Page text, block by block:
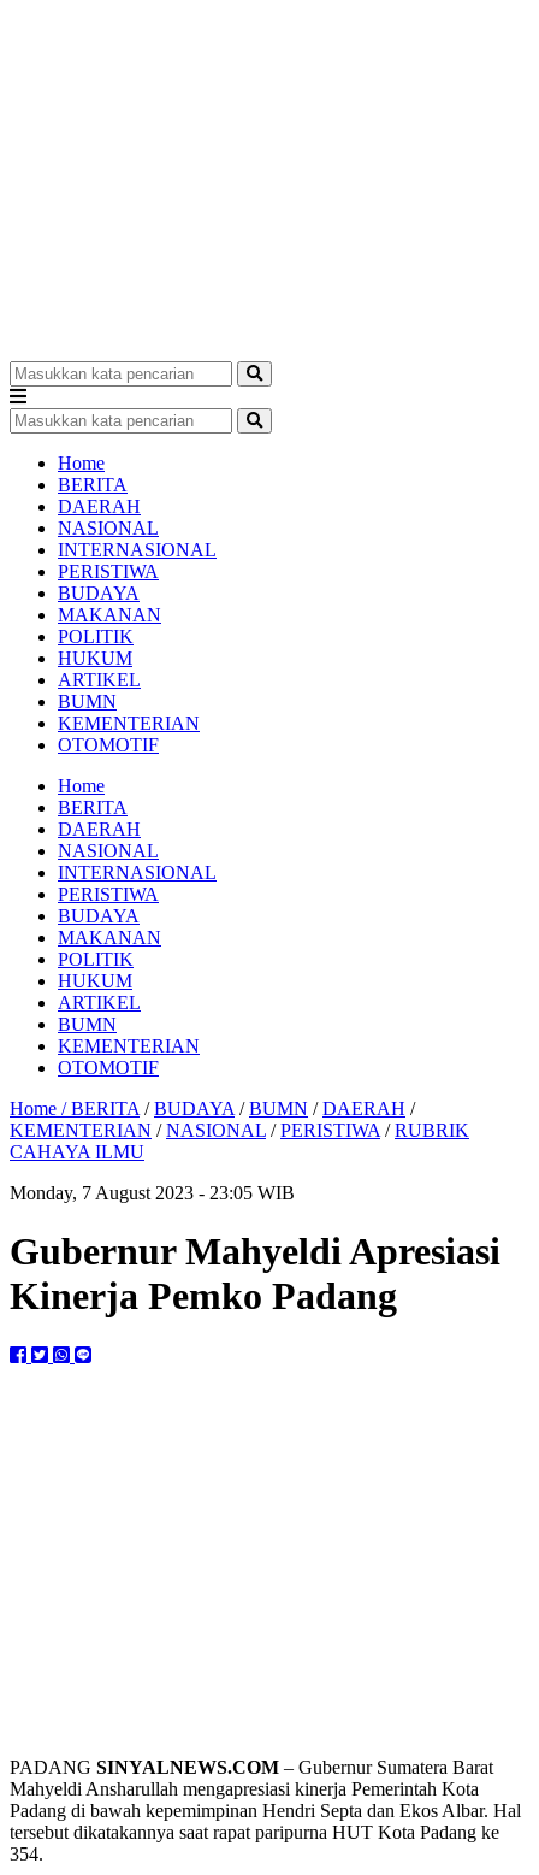
Home
BERITA
DAERAH
NASIONAL
INTERNASIONAL
PERISTIWA
BUDAYA
MAKANAN
POLITIK
HUKUM
ARTIKEL
BUMN
KEMENTERIAN
OTOMOTIF
Home
BERITA
DAERAH
NASIONAL
INTERNASIONAL
PERISTIWA
BUDAYA
MAKANAN
POLITIK
HUKUM
ARTIKEL
BUMN
KEMENTERIAN
OTOMOTIF
Home /BERITA /BUDAYA /BUMN /DAERAH /
KEMENTERIAN /NASIONAL /PERISTIWA /RUBRIK
CAHAYA ILMU
Monday, 7 August 2023 - 23:05 WIB
Gubernur Mahyeldi Apresiasi
Kinerja Pemko Padang
PADANG SINYALNEWS.COM – Gubernur Sumatera Barat
Mahyeldi Ansharullah mengapresiasi kinerja Pemerintah Kota
Padang di bawah kepemimpinan Hendri Septa dan Ekos Albar. Hal
tersebut dikatakannya saat rapat paripurna HUT Kota Padang ke
354.